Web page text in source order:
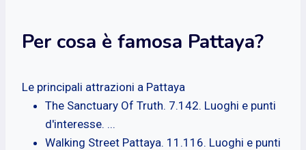
Per cosa è famosa Pattaya?
Le principali attrazioni a Pattaya
The Sanctuary Of Truth. 7.142. Luoghi e punti
d'interesse. ...
Walking Street Pattaya. 11.116. Luoghi e punti